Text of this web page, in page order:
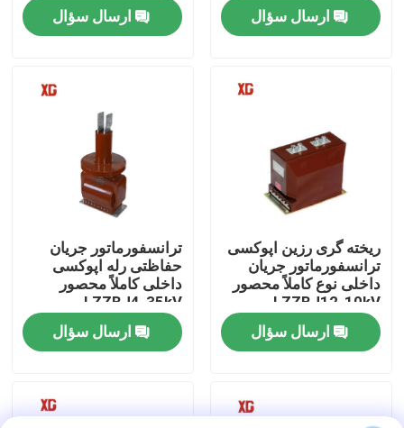
درباره ما
کنترل کیفیت
با ما تماس بگیرید
درخواست نقل قول
سوئیچ شکست بار هوا
توزیع برق توزیع برق
ارسال سؤال
ارسال سؤال
ریخته گری رزین اپوکسی
ترانسفورماتور جریان
داخلی نوع کاملاً محصور
LZZBJ12-10kV
ارسال سؤال
ترانسفورماتور جریان
حفاظتی رله اپوکسی
داخلی کاملاً محصور
LZZBJ4-35kV
ارسال سؤال